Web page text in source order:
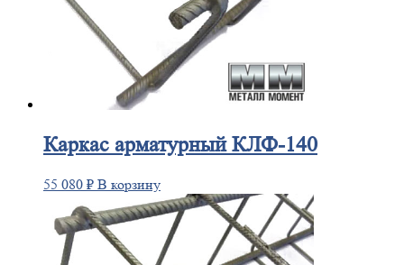
Каркас арматурный КЛФ-140
55 080 ₽ В корзину